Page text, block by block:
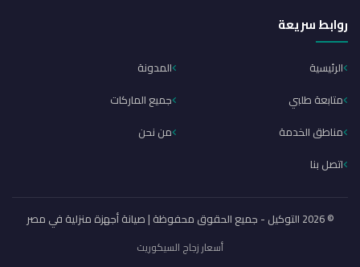
روابط سريعة
الرئيسية
المدونة
متابعة طلبي
جميع الماركات
مناطق الخدمة
من نحن
اتصل بنا
© 2026 التوكيل - جميع الحقوق محفوظة | صيانة أجهزة منزلية في مصر
أسعار زجاج السيكوريت